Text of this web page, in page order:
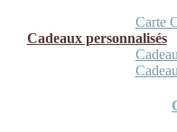
Carte
Cadeaux personnalisés